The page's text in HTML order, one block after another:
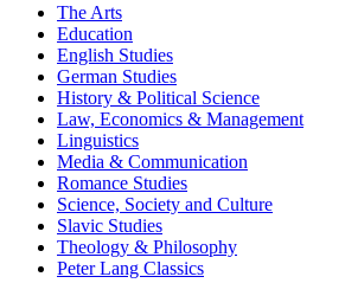
The Arts
Education
English Studies
German Studies
History & Political Science
Law, Economics & Management
Linguistics
Media & Communication
Romance Studies
Science, Society and Culture
Slavic Studies
Theology & Philosophy
Peter Lang Classics